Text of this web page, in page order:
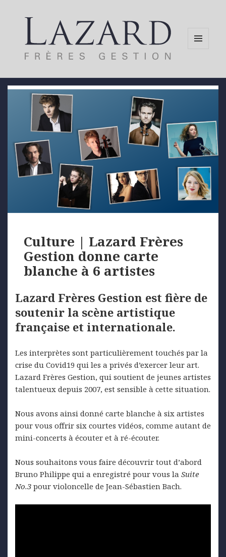
Culture | Lazard Frères
Gestion donne carte
blanche à 6 artistes
Lazard Frères Gestion est fière de
soutenir la scène artistique
française et internationale.
Les interprètes sont particulièrement touchés par la
crise du Covid19 qui les a privés d’exercer leur art.
Lazard Frères Gestion, qui soutient de jeunes artistes
talentueux depuis 2007, est sensible à cette situation.
Nous avons ainsi donné carte blanche à six artistes
pour vous offrir six courtes vidéos, comme autant de
mini-concerts à écouter et à ré-écouter.
Nous souhaitons vous faire découvrir tout d’abord
Bruno Philippe qui a enregistré pour vous la Suite
No.3 pour violoncelle de Jean-Sébastien Bach.